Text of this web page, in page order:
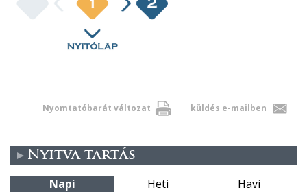
Nyomtatóbarát változat küldés e-mailben
Nyitva tartás
Napi Heti Havi